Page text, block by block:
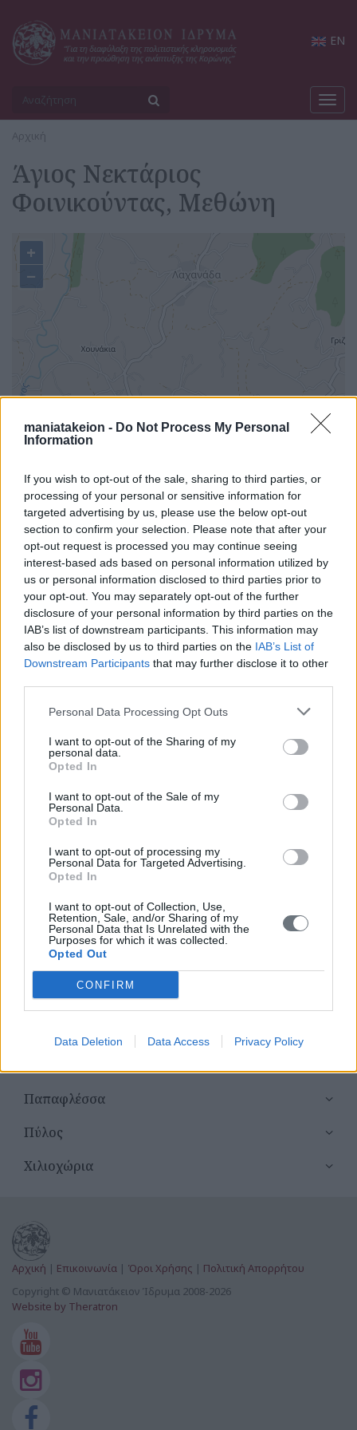
maniatakeion - Do Not Process My Personal
Information
If you wish to opt-out of the sale, sharing to third parties, or
processing of your personal or sensitive information for
targeted advertising by us, please use the below opt-out
section to confirm your selection. Please note that after your
opt-out request is processed you may continue seeing
interest-based ads based on personal information utilized by
us or personal information disclosed to third parties prior to
your opt-out. You may separately opt-out of the further
disclosure of your personal information by third parties on the
IAB’s list of downstream participants. This information may
also be disclosed by us to third parties on the IAB’s List of
Downstream Participants that may further disclose it to other
Personal Data Processing Opt Outs
I want to opt-out of the Sharing of my
personal data.
Opted In
I want to opt-out of the Sale of my
Personal Data.
Opted In
I want to opt-out of processing my
Personal Data for Targeted Advertising.
Opted In
I want to opt-out of Collection, Use,
Retention, Sale, and/or Sharing of my
Personal Data that Is Unrelated with the
Purposes for which it was collected.
Opted Out
CONFIRM
Data Deletion Data Access Privacy Policy
EN
Αρχική
Άγιος Νεκτάριος
Φοινικούντας, Μεθώνη
+
−
Κορώνη
Μεθώνη
Όλα τα σημεία της Δ. Ενότητας
Αγία Ειρήνη Φοινικούντας
Αγία Μαρίνα Μεθώνης
Αγία Παρασκευή Ευαγγελισμού
Αγία Παρασκευή Μεθώνης
Άγιοi Κωνσταντίνος & Ελένη Ευαγγελισμού
Άγιος Αθανάσιος Μεθώνης
Άγιος Βασίλειος Μεθώνης
Άγιος Γεώργιος Ενοριακός Ναός Λαχανάδας
Άγιος Γεώργιος Ευαγγελισμού
Άγιος Γεώργιος Μεθώνης
Παπαφλέσσα
Πύλος
Χιλιοχώρια
Αρχική | Επικοινωνία | Όροι Χρήσης | Πολιτική Απορρήτου
Copyright © Μανιατάκειον Ίδρυμα 2008-2026
Website by Theratron